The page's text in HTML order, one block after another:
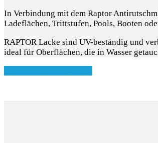
In Verbindung mit dem Raptor
Ladeflächen, Trittstufen, Pools, Booten
RAPTOR Lacke sind UV-beständig und
ideal für Oberflächen, die in Wasser